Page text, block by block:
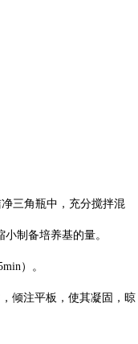
三角瓶中，充分搅拌混
制备培养基的量。
）。
倾注平板，使其凝固，晾